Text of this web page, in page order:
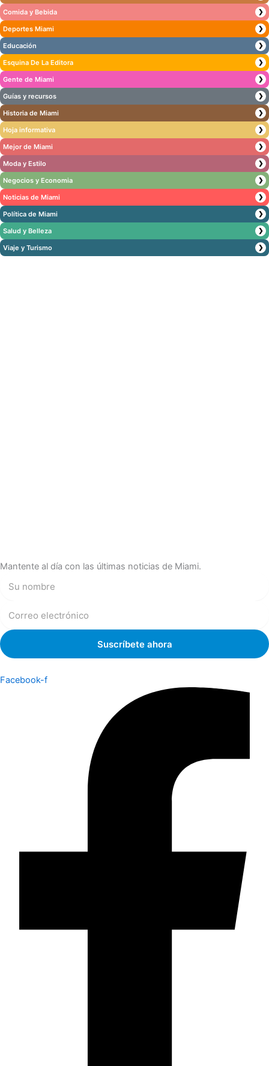
Comida y Bebida ❯
Deportes Miami ❯
Educación ❯
Esquina De La Editora ❯
Gente de Miami ❯
Guías y recursos ❯
Historia de Miami ❯
Hoja informativa ❯
Mejor de Miami ❯
Moda y Estilo ❯
Negocios y Economia ❯
Noticias de Miami ❯
Política de Miami ❯
Salud y Belleza ❯
Viaje y Turismo ❯
Mantente al día con las últimas noticias de Miami.
Facebook-f